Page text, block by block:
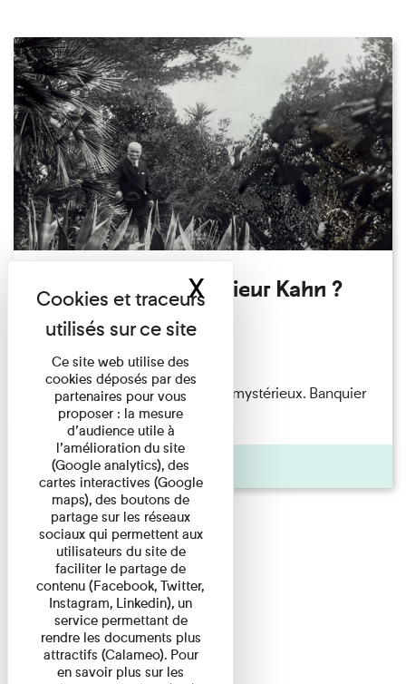
Qui êtes-vous Monsieur Kahn ?
Exposition permanente
Du 15/08/2026 au 15/08/2026
Albert Kahn est un personnage mystérieux. Banquier
d'origine modeste, il a ...
Agenda
Ce site web utilise des
cookies déposés par des
partenaires pour vous
proposer : la mesure
d’audience utile à
l’amélioration du site
(Google analytics), des
cartes interactives (Google
maps), des boutons de
partage sur les réseaux
sociaux qui permettent aux
utilisateurs du site de
faciliter le partage de
contenu (Facebook, Twitter,
Instagram, Linkedin), un
service permettant de
rendre les documents plus
attractifs (Calameo). Pour
en savoir plus sur les
XMasquer le